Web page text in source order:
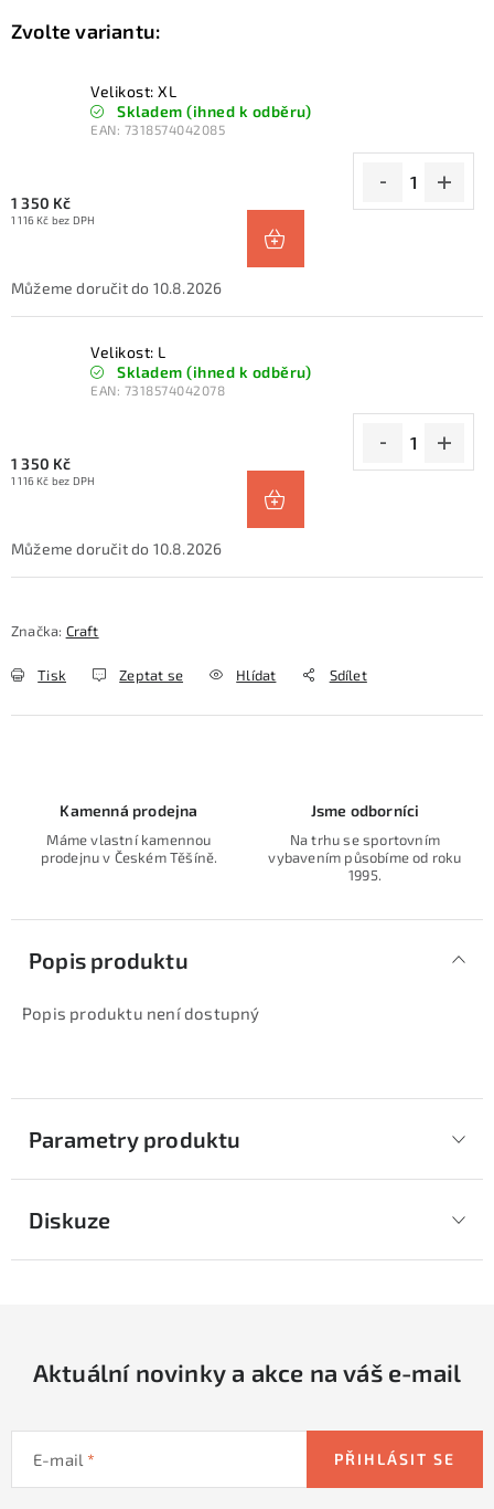
Velikost: XL
Skladem (ihned k odběru)
EAN: 7318574042085
1 350 Kč
1 116 Kč bez DPH
10.8.2026
Velikost: L
Skladem (ihned k odběru)
EAN: 7318574042078
1 350 Kč
1 116 Kč bez DPH
10.8.2026
Značka: Craft
Tisk Zeptat se Hlídat Sdílet
Kamenná prodejna
Máme vlastní kamennou
prodejnu v Českém Těšíně.
Jsme odborníci
Na trhu se sportovním
vybavením působíme od roku
1995.
Popis produktu
Popis produktu není dostupný
Parametry produktu
Diskuze
Aktuální novinky a akce na váš e-mail
E-mail PŘIHLÁSIT SE